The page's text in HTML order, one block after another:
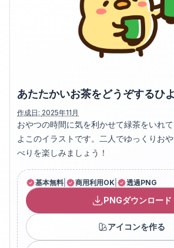
あたたかいお茶をどうぞするひ
作成日: 2025年11月
おやつの時間に気を利かせて緑茶をいれ
よこのイラストです。二人でゆっくりお
べりを楽しみましょう！
基本無料 商用利用OK 透過PNG
PNGダウンロード
アイコンを作る